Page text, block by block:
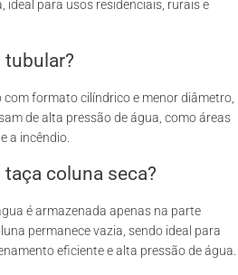
ideal para usos residenciais, rurais e
tubular?
com formato cilíndrico e menor diâmetro,
de alta pressão de água, como áreas
a incêndio.
coluna seca?
é armazenada apenas na parte
permanece vazia, sendo ideal para
eficiente e alta pressão de água.